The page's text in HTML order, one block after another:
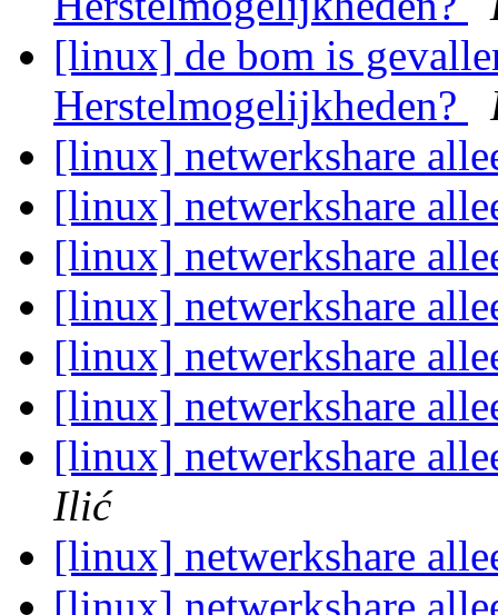
[linux] de bom is
Herstelmogelijkheden?
[linux] netwerkshare
[linux] netwerkshare
[linux] netwerkshare
[linux] netwerkshare
[linux] netwerkshare
[linux] netwerkshare
[linux] netwerkshare
Ilić
[linux] netwerkshare